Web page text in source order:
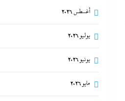
أغسطس 2026
يوليو 2026
يونيو 2026
مايو 2026